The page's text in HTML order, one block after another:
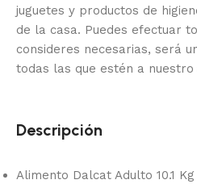
juguetes y productos de
de la casa. Puedes efectuar
consideres necesarias, será
todas las que estén a nuestro
Descripción
Alimento Dalcat Adulto 10.1 Kg